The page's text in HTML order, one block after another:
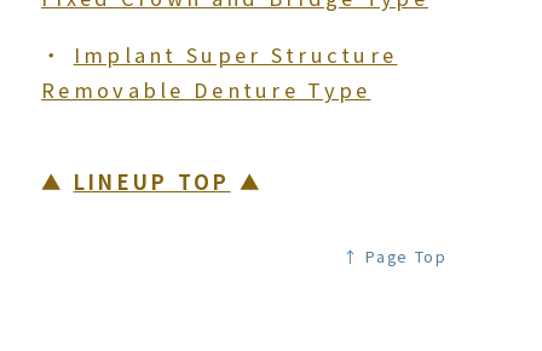
・ Implant Super Structure
Removable Denture Type
▲ LINEUP TOP ▲
↑ Page Top